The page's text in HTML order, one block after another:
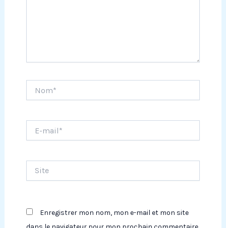
mail*
Enregistrer mon nom, mon e-mail et mon site